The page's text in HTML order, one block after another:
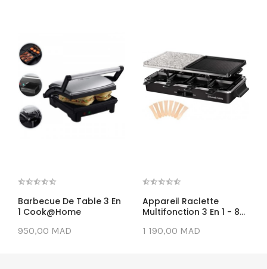
Barbecue De Table 3 En
1 Cook@Home
950,00 MAD
Appareil Raclette
Multifonction 3 En 1 - 8...
1 190,00 MAD